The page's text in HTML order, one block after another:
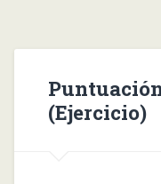
(Ejercicio)